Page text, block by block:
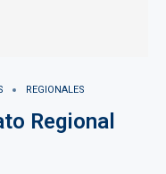
REGIONALES
Regional